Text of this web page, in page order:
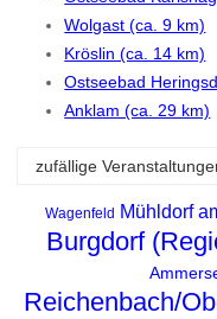
Wolgast (ca. 9 km)
Kröslin (ca. 14 km)
Ostseebad
Anklam (ca. 29 km)
zufällige
Wagenfeld Mühldorf
Burgdorf
Reichenbach/